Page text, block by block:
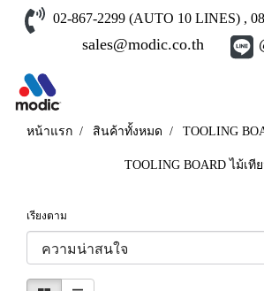
02-867-2299 (AUTO 10 LINES) ,
sales@modic.co.th
หน้าแรก สินค้าทั้งหมด TOOLING
TOOLING BOARD ไม้เที
เรียงตาม